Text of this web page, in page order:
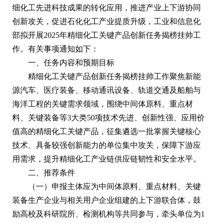
细化工先进科技成果的转化应用，推进产业上下游协同
创新攻关，促进石化化工产业提质升级，工业和信息化
部拟开展2025年精细化工关键产品创新任务揭榜挂帅工
作。有关事项通知如下：
一、任务内容和预期目标
精细化工关键产品创新任务揭榜挂帅工作聚焦新能
源汽车、医疗装备、移动通讯设备、轨道交通及船舶与
海洋工程的关键需求领域，围绕中间体原料、重点材
料、关键装备等3大类50项技术先进、创新性强、应用价
值高的精细化工关键产品，征集遴选一批掌握关键核心
技术、具备较强创新能力的单位集中攻关，保障下游应
用需求，提升精细化工产业链供应链韧性和安全水平。
二、推荐条件
（一）申报主体应为中间体原料、重点材料、关键
装备生产企业与相关用户企业组建的上下游联合体，鼓
励高校及科研院所、检测机构等共同参与，牵头单位为1